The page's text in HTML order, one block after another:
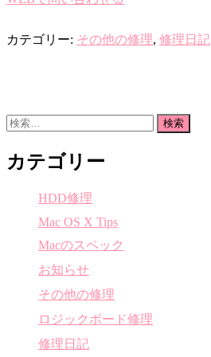
カテゴリー: その他の修理, 修理日記
検
カテゴリー
HDD修理
Mac OS X Tips
Macのスペック
お知らせ
その他の修理
ロジックボード修理
修理日記